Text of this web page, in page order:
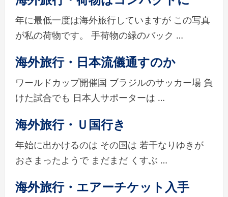
年に最低一度は海外旅行していますが この写真
が私の荷物です。 手荷物の緑のバック …
海外旅行・日本流儀通すのか
ワールドカップ開催国 ブラジルのサッカー場 負
けた試合でも 日本人サポーターは …
海外旅行・Ｕ国行き
年始に出かけるのは その国は 若干なりゆきが
おさまったようで まだまだ くすぶ …
海外旅行・エアーチケット入手